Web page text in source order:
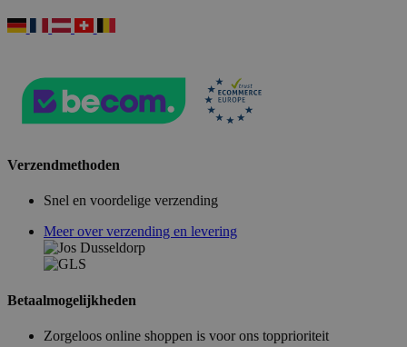
Verzendmethoden
Snel en voordelige verzending
Meer over verzending en levering
Betaalmogelijkheden
Zorgeloos online shoppen is voor ons topprioriteit